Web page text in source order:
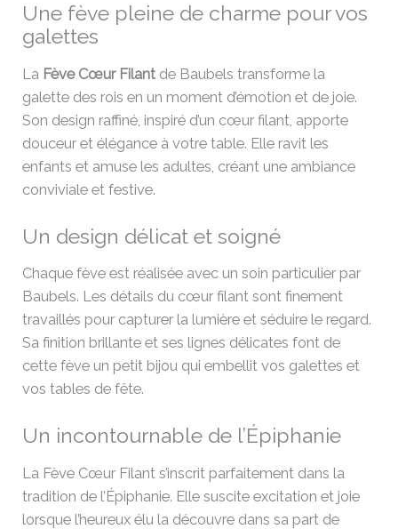
Une fève pleine de charme pour vos
galettes
La Fève Cœur Filant de Baubels transforme la
galette des rois en un moment d’émotion et de joie.
Son design raffiné, inspiré d’un cœur filant, apporte
douceur et élégance à votre table. Elle ravit les
enfants et amuse les adultes, créant une ambiance
conviviale et festive.
Un design délicat et soigné
Chaque fève est réalisée avec un soin particulier par
Baubels. Les détails du cœur filant sont finement
travaillés pour capturer la lumière et séduire le regard.
Sa finition brillante et ses lignes délicates font de
cette fève un petit bijou qui embellit vos galettes et
vos tables de fête.
Un incontournable de l’Épiphanie
La Fève Cœur Filant s’inscrit parfaitement dans la
tradition de l’Épiphanie. Elle suscite excitation et joie
lorsque l’heureux élu la découvre dans sa part de